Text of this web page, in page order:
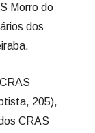
Morro do
dos
205),
CRAS